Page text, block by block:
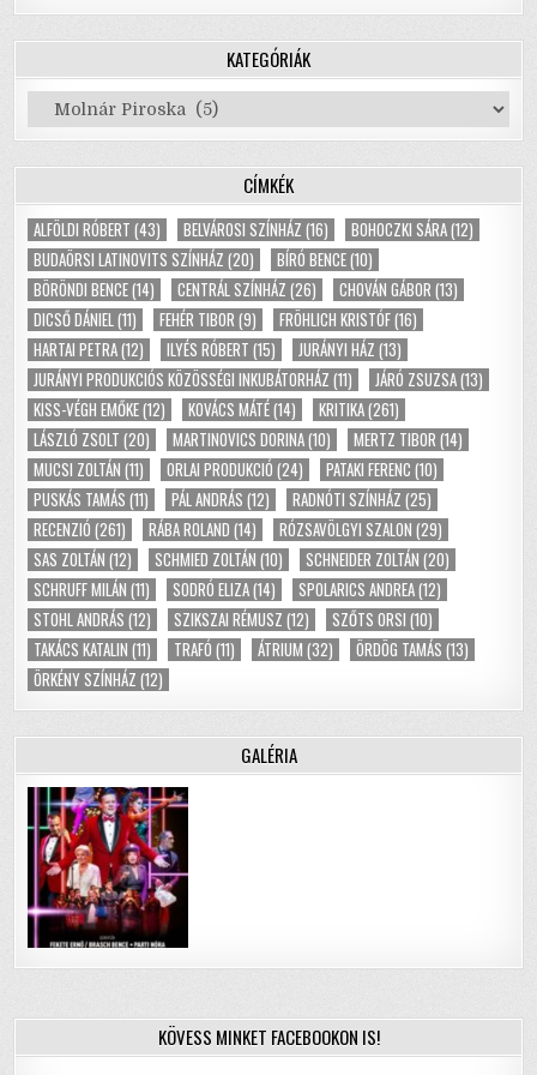
KATEGÓRIÁK
Kategóriák
CÍMKÉK
ALFÖLDI RÓBERT (43) BELVÁROSI SZÍNHÁZ (16) BOHOCZKI SÁRA(12)
BUDAÖRSI LATINOVITS SZÍNHÁZ (20) BÍRÓ BENCE(10)
BÖRÖNDI BENCE(14) CENTRÁL SZÍNHÁZ (26) CHOVÁN GÁBOR (13)
DICSŐ DÁNIEL(11) FEHÉR TIBOR (9) FRÖHLICH KRISTÓF(16)
HARTAI PETRA(12) ILYÉS RÓBERT (15) JURÁNYI HÁZ (13)
JURÁNYI PRODUKCIÓS KÖZÖSSÉGI INKUBÁTORHÁZ (11) JÁRÓ ZSUZSA(13)
KISS-VÉGH EMŐKE(12) KOVÁCS MÁTÉ(14) KRITIKA(261)
LÁSZLÓ ZSOLT (20) MARTINOVICS DORINA(10) MERTZ TIBOR (14)
MUCSI ZOLTÁN (11) ORLAI PRODUKCIÓ (24) PATAKI FERENC (10)
PUSKÁS TAMÁS (11) PÁL ANDRÁS (12) RADNÓTI SZÍNHÁZ (25)
RECENZIÓ (261) RÁBA ROLAND (14) RÓZSAVÖLGYI SZALON (29)
SAS ZOLTÁN (12) SCHMIED ZOLTÁN (10) SCHNEIDER ZOLTÁN (20)
SCHRUFF MILÁN (11) SODRÓ ELIZA(14) SPOLARICS ANDREA(12)
STOHL ANDRÁS (12) SZIKSZAI RÉMUSZ (12) SZŐTS ORSI (10)
TAKÁCS KATALIN (11) TRAFÓ (11) ÁTRIUM (32) ÖRDÖG TAMÁS (13)
ÖRKÉNY SZÍNHÁZ (12)
GALÉRIA
KÖVESS MINKET FACEBOOKON IS!